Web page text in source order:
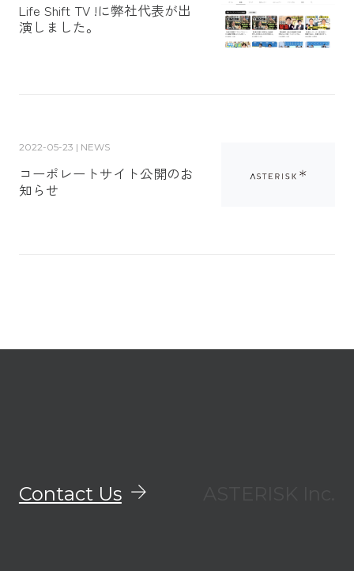
Life Shift TV !に弊社代表が出
演しました。
2022-05-23 | NEWS
コーポレートサイト公開のお
知らせ
Contact Us